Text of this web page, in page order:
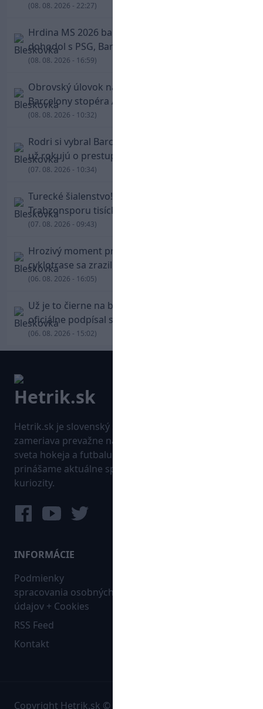
(08. 08. 2026 - 22:27)
Hrdina MS 2026 balí kufre! Ferran Torres sa
dohodol s PSG, Barcelona mu brániť nebude
(08. 08. 2026 - 16:59)
Obrovský úlovok na Anfielde: Liverpool získal z
Barcelony stopéra Arauja
(08. 08. 2026 - 10:32)
Rodri si vybral Barcelonu a odmietol Real. Kluby
už rokujú o prestupovej čiastke
(07. 08. 2026 - 10:34)
Turecké šialenstvo! Salaha vítali na štadióne
Trabzonsporu tisícky fanúšikov
(07. 08. 2026 - 09:43)
Hrozivý moment pre Zdena Cháru! Na
cyklotrase sa zrazil s bežcom
(06. 08. 2026 - 16:05)
Už je to čierne na bielom: Mohamed Salah
oficiálne podpísal s Trabzonsporom
(06. 08. 2026 - 15:02)
Hetrik.sk je slovenský športový portál, ktorý sa
zameriava prevažne na najnovšie informácie zo
sveta hokeja a futbalu. Pravidelne na dennej báze
prinášame aktuálne správy, góly, zaujímavosti a
kuriozity.
INFORMÁCIE
Podmienky
spracovania osobných
údajov + Cookies
RSS Feed
Kontakt
Copyright Hetrik.sk © 2026 Autorské práva sú